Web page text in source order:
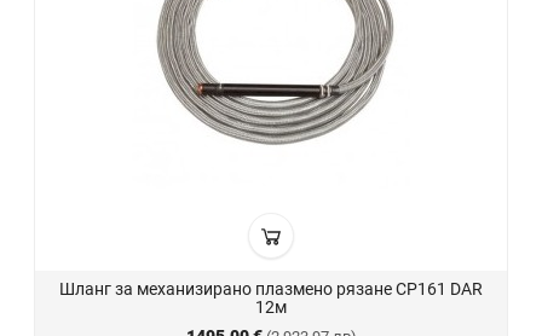
Шланг за механизирано плазмено рязане CP161 DAR
12м